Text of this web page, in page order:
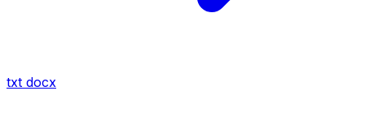
txt docx